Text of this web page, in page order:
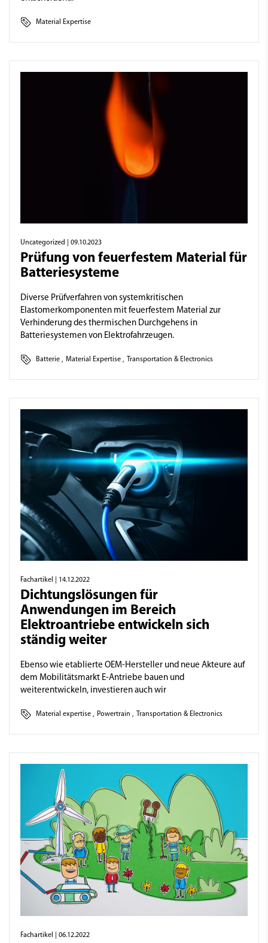
Material Expertise
Uncategorized | 09.10.2023
Prüfung von feuerfestem Material für
Batteriesysteme
Diverse Prüfverfahren von systemkritischen
Elastomerkomponenten mit feuerfestem Material zur
Verhinderung des thermischen Durchgehens in
Batteriesystemen von Elektrofahrzeugen.
Batterie , Material Expertise , Transportation & Electronics
Fachartikel | 14.12.2022
Dichtungslösungen für
Anwendungen im Bereich
Elektroantriebe entwickeln sich
ständig weiter
Ebenso wie etablierte OEM-Hersteller und neue Akteure auf
dem Mobilitätsmarkt E-Antriebe bauen und
weiterentwickeln, investieren auch wir
Material expertise , Powertrain , Transportation & Electronics
Fachartikel | 06.12.2022